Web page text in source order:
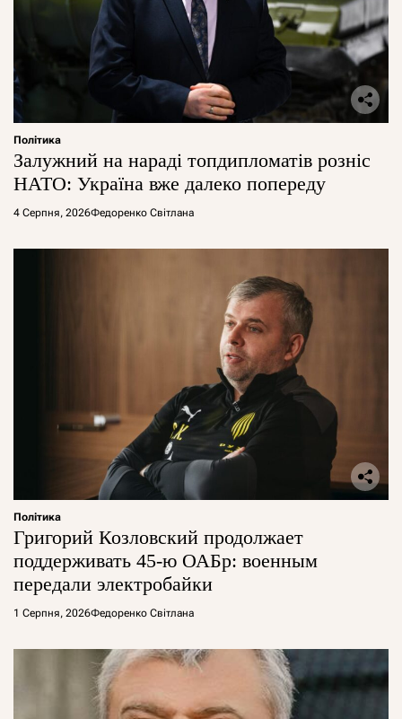
Політика
Залужний на нараді топдипломатів розніс
НАТО: Україна вже далеко попереду
4 Серпня, 2026Федоренко Світлана
Політика
Григорий Козловский продолжает
поддерживать 45-ю ОАБр: военным
передали электробайки
1 Серпня, 2026Федоренко Світлана